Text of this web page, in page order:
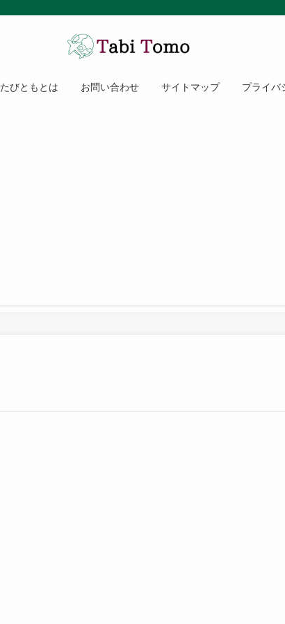
たびともとは お問い合わせ サイトマップ プライバ